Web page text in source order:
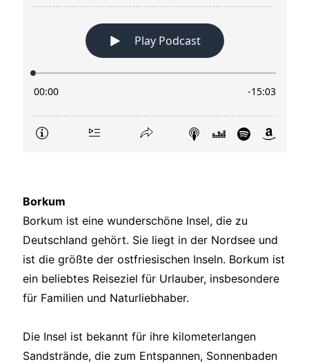
Borkum
Borkum ist eine wunderschöne Insel, die zu
Deutschland gehört. Sie liegt in der Nordsee und
ist die größte der ostfriesischen Inseln. Borkum ist
ein beliebtes Reiseziel für Urlauber, insbesondere
für Familien und Naturliebhaber.
Die Insel ist bekannt für ihre kilometerlangen
Sandstrände, die zum Entspannen, Sonnenbaden